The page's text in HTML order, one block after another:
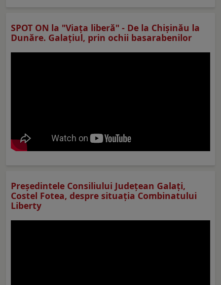
SPOT ON la "Viaţa liberă" - De la Chișinău la
Dunăre. Galațiul, prin ochii basarabenilor
Preşedintele Consiliului Judeţean Galaţi,
Costel Fotea, despre situaţia Combinatului
Liberty